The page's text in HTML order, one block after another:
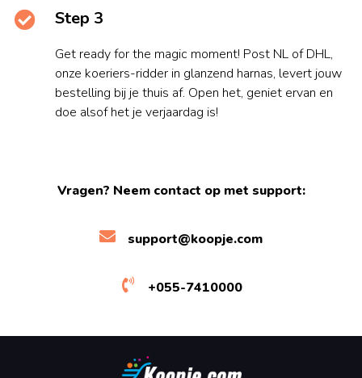
Step 3
Get ready for the magic moment! Post NL of DHL,
onze koeriers-ridder in glanzend harnas, levert jouw
bestelling bij je thuis af. Open het, geniet ervan en
doe alsof het je verjaardag is!
Vragen? Neem contact op met support:
support@koopje.com
+055-7410000